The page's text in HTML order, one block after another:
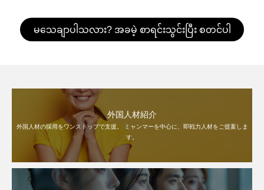
မသေချာပါသလား? အခမဲ့ စာရင်းသွင်းပြီး စတင်ပါ
外国人材紹介
外国人材の採用をワンストップで支援。 ミャンマーを中心に、即戦力人材をご提案しま
す。